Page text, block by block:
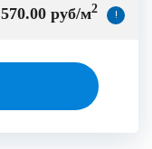
570.00 руб/м2 !